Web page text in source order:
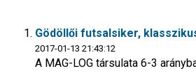
Gödöllői futsalsiker,
2017-01-13 21:43:12
A MAG-LOG társulata 6-3